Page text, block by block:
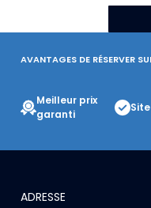
AVANTAGES DE RÉSERVER
Meilleur prix
garanti
ADRESSE